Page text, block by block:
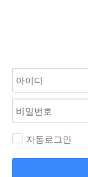
자동로그인